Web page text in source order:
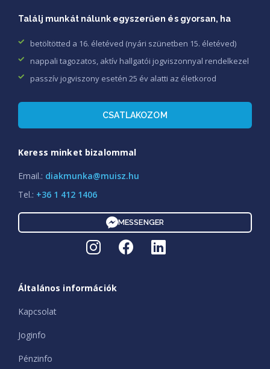
Találj munkát nálunk egyszerűen és gyorsan, ha
betöltötted a 16. életéved (nyári szünetben 15. életéved)
nappali tagozatos, aktív hallgatói jogviszonnyal rendelkezel
passzív jogviszony esetén 25 év alatti az életkorod
CSATLAKOZOM
Keress minket bizalommal
Email.: diakmunka@muisz.hu
Tel.: +36 1 412 1406
MESSENGER
Általános információk
Kapcsolat
Joginfo
Pénzinfo